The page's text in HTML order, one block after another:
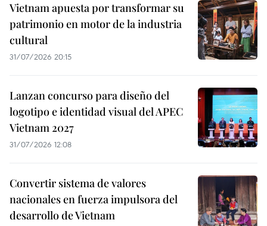
Vietnam apuesta por transformar su
patrimonio en motor de la industria
cultural
31/07/2026 20:15
Lanzan concurso para diseño del
logotipo e identidad visual del APEC
Vietnam 2027
31/07/2026 12:08
Convertir sistema de valores
nacionales en fuerza impulsora del
desarrollo de Vietnam